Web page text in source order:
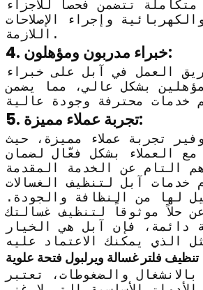
تتضمن فحصاً للأجزاء
وإجراء الإصلاحات
اللازمة.
4. خبراء مدربون ومؤهلون:
العمل في آبل على خبراء
بشكل عالي، مما يضمن
5. تجربة عملاء مميزة:
تجربة عملاء مميزة، حيث
مع العملاء بشكل فعّال لضمان
خدمات آبل لتنظيف الغسالات
لها من النظافة والجودة.
حلاً موثوقاً لتنظيف غسالتك
دائمة، فإن آبل هي الخيار
تنظيف فلتر غسالة ويرلبول فتحة علوية
والضغوطات، تعتبر